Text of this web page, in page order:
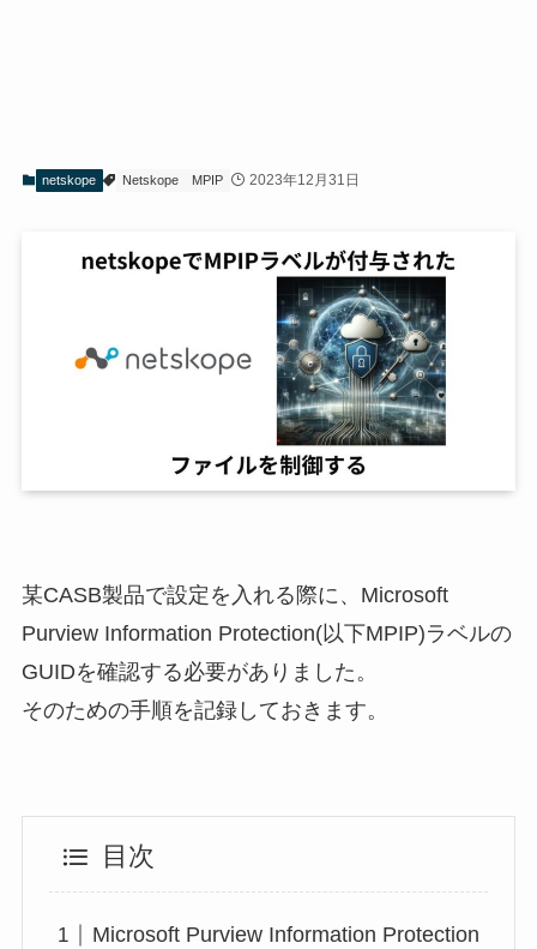
netskope Netskope MPIP 2023年12月31日
某CASB製品で設定を入れる際に、Microsoft
Purview Information Protection(以下MPIP)ラベルの
GUIDを確認する必要がありました。
そのための手順を記録しておきます。
目次
Microsoft Purview Information Protection